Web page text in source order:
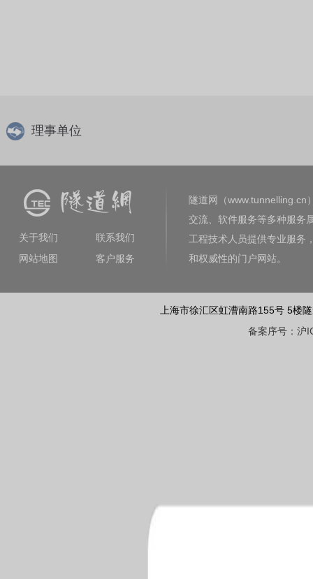
理事单位
关于我们
联系我们
网站地图
客户服务
隧道网（www.tunnelling.cn
交流、软件服务等多种服务
工程技术人员提供专业服务
和权威性的门户网站。
上海市徐汇区虹漕南路155号 5楼
备案序号：沪